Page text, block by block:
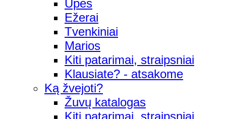
Upės
Ežerai
Tvenkiniai
Marios
Kiti patarimai, straipsniai
Klausiate? - atsakome
Ką žvejoti?
Žuvų katalogas
Kiti patarimai, straipsniai